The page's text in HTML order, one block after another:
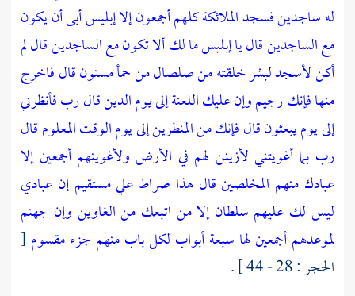
له ساجدينفسجد الملائكة كلهم أجمعونإلا إبليس أبى أن يكون
مع الساجدينقال يا إبليس ما لك ألا تكون مع الساجدينقال لم
أكن لأسجد لبشر خلقته من صلصال من حمأ مسنونقال فاخرج
منها فإنك رجيموإن عليك اللعنة إلى يوم الدينقال رب فأنظرني
إلى يوم يبعثونقال فإنك من المنظرينإلى يوم الوقت المعلومقال
رب بما أغويتني لأزينن لهم في الأرض ولأغوينهم أجمعينإلا
عبادك منهم المخلصينقال هذا صراط علي مستقيمإن عبادي
ليس لك عليهم سلطان إلا من اتبعك من الغاوين وإن جهنم
لموعدهم أجمعينلها سبعة أبواب لكل باب منهم جزء مقسوم [
الحجر : 28 - 44 ] .